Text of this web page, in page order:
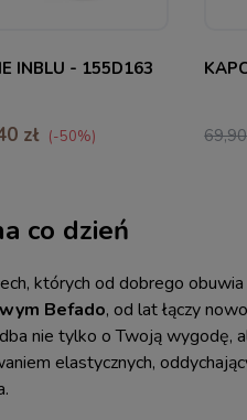
INBLU - 155D163
zł (-50%) 69,90
co dzień
których od dobrego
Befado, od lat łączy
nie tylko o Twoją wygodę,
elastycznych,